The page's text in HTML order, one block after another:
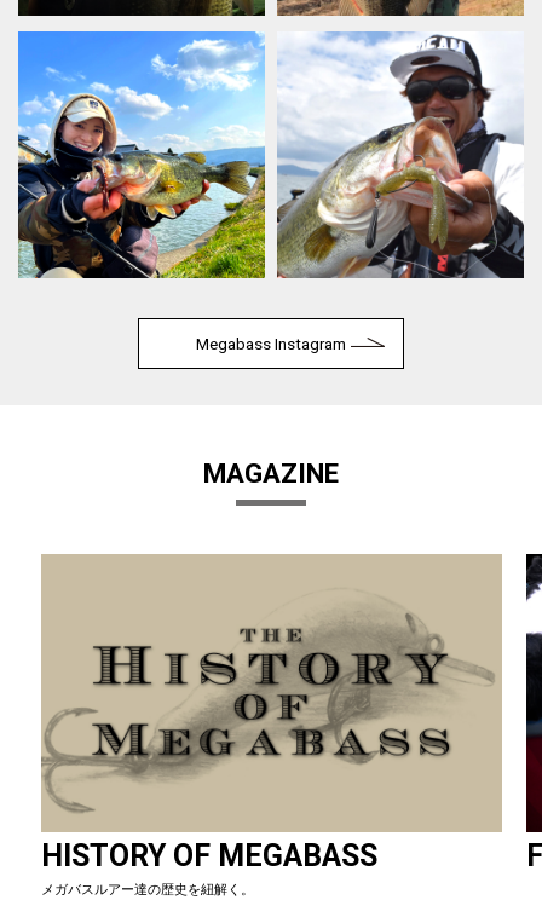
Megabass Instagram
MAGAZINE
HISTORY OF MEGABASS
メガバスルアー達の歴史を紐解く。